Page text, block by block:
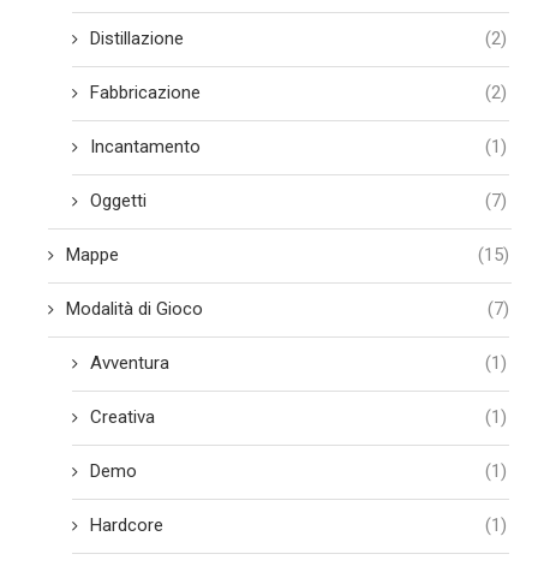
Distillazione (2)
Fabbricazione (2)
Incantamento (1)
Oggetti (7)
Mappe (15)
Modalità di Gioco (7)
Avventura (1)
Creativa (1)
Demo (1)
Hardcore (1)